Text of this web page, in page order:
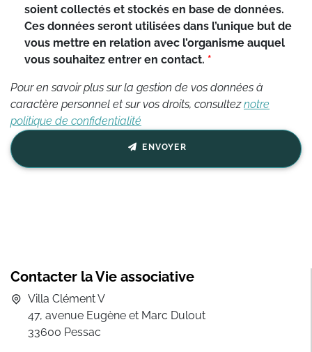
soient collectés et stockés en base de données.
Ces données seront utilisées dans l’unique but de
vous mettre en relation avec l’organisme auquel
vous souhaitez entrer en contact.
Pour en savoir plus sur la gestion de vos données à
caractère personnel et sur vos droits, consulteznotre
politique de confidentialité
ENVOYER
Contacter la Vie associative
Villa Clément V
47, avenue Eugène et Marc Dulout
33600 Pessac